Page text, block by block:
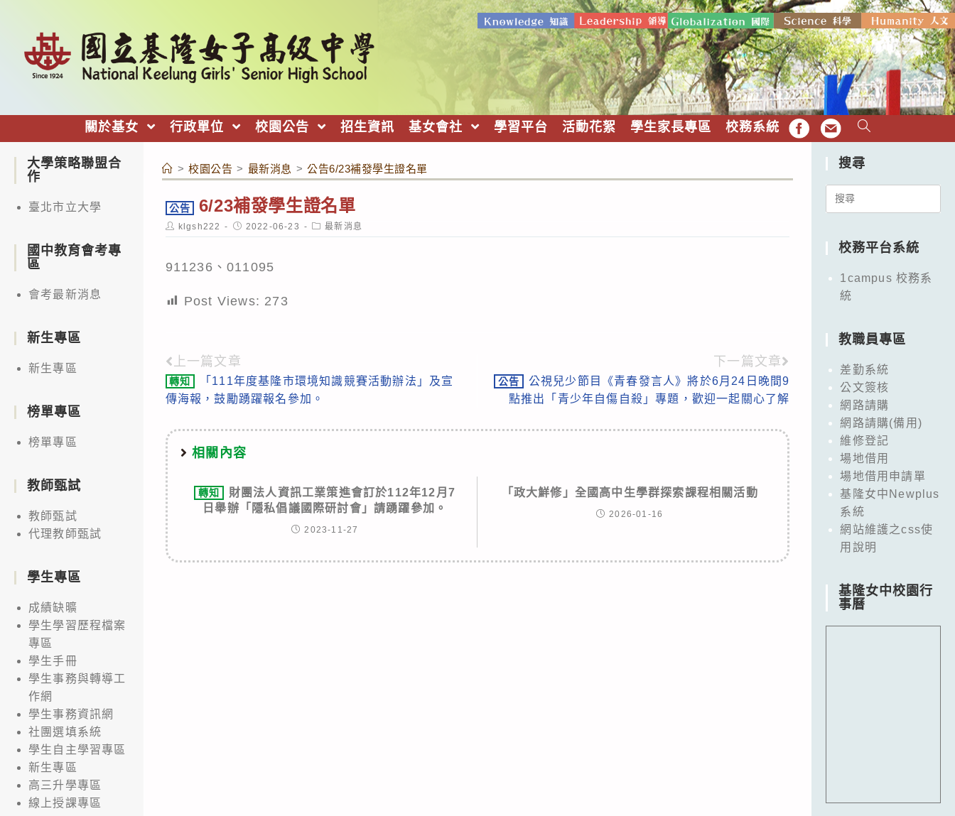
關於基女 行政單位 校園公告 招生資訊 基女會社 學習平台 活動花絮 學生家長專區 校務系統 FB EMAIL
> 校園公告 > 最新消息 > 公告6/23補發學生證名單
公告 6/23補發學生證名單
Post
author:
klgsh222
Post
published:
2022-06-23
Post
category:
最新消息
911236、011095
Post Views: 273
Read
more
上一篇文章
轉知
「111年度基隆市環境知識競賽活動辦法」及宣
傳海報，鼓勵踴躍報名參加。
下一篇文章
公告
公視兒少節目《青春發言人》將於6月24日晚間9
點推出「青少年自傷自殺」專題，歡迎一起關心了解
相關內容
轉知
財團法人資訊工業策進會訂於112年12月7
日舉辦「隱私倡議國際研討會」請踴躍參加。
2023-11-27
「政大鮮修」全國高中生學群探索課程相關活動
2026-01-16
大學策略聯盟合
作
臺北市立大學
國中教育會考專
區
會考最新消息
新生專區
新生專區
榜單專區
榜單專區
教師甄試
教師甄試
代理教師甄試
學生專區
成績缺曠
學生學習歷程檔案
專區
學生手冊
學生事務與轉導工
作網
學生事務資訊網
社團選填系統
學生自主學習專區
新生專區
高三升學專區
線上授課專區
搜尋
Search
校務平台系統
1campus 校務系
統
教職員專區
差勤系統
公文簽核
網路請購
網路請購(備用)
維修登記
場地借用
場地借用申請單
基隆女中Newplus
系統
網站維護之css使
用說明
基隆女中校園行
事曆